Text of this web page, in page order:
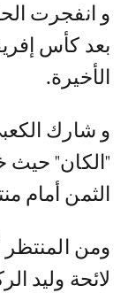
و انفجرت
بعد كأس
الأخيرة.
و شارك
"الكان" حيث
الثمن أمام
ومن
لائحة وليد